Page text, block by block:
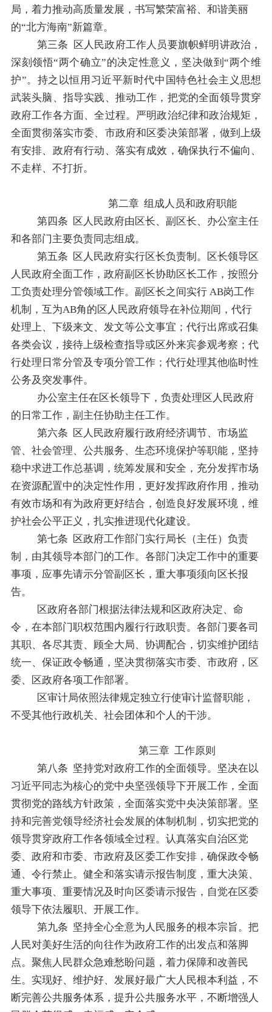
局，着力推动高质量发展，书写繁荣富裕、和谐美丽
的“北方海南”新篇章。
第三条
区人民政府工作人员要旗帜鲜明讲政治，
深刻领悟“两个确立”的决定性意义，坚决做到“两个维
护”。持之以恒用习近平新时代中国特色社会主义思想
武装头脑、指导实践、推动工作，把党的全面领导贯穿
政府工作各方面、全过程。严明政治纪律和政治规矩，
全面贯彻落实市委、市政府和区委决策部署，做到上级
有安排、政府有行动、落实有成效，确保执行不偏向、
不走样、不打折。
第二章 组成人员和政府职能
第四条
区人民政府由 区长、副 区长、办公室主任
和各部门主要负责同志组成。
第五条
区人民政府实行区长负责制。区长领导区
人民政府全面工作，政府副区长协助区长工作，按照分
工负责处理分管领域工作。副区长之间实行AB岗工作
机制，互为AB角的 区人民政府领导在补位期间，代行
处理上、下级来文、发文等公文事宜；代行出席或召集
各类会议，接待上级检查指导或区外来宾参观考察；代
行处理日常分管及专项分管工作；代行处理其他临时性
公务及突发事件。
办公室主任在区长领导下，负责处理区人民政府
的日常工作，副主任协助主任工作。
第六条
区人民政府履行政府经济调节、市场监
管、社会管理、公共服务、生态环境保护等职能，坚持
稳中求进工作总基调，统筹发展和安全，充分发挥市场
在资源配置中的决定性作用，更好发挥政府作用，推动
有效市场和有为政府更好结合，创造良好发展环境，维
护社会公平正义，扎实推进现代化建设。
第七条
区政府工作部门 实行局长 （主任） 负责
制，由其领导本部门的工作。各部门决定工作中的重要
事项，应事先请示分管副 区长，重大事项须向 区长报
告。
区政府各部门根据法律法规和 区政府决定、命
令，在本部门职权范围内履行行政职责。各部门要各司
其职、各尽其责、顾全大局、协调配合，切实维护团结
统一、保证政令畅通，坚决贯彻落实市委、市政府，区
委、
区政府各项工作部署。
区审计局依照法律规定独立行使审计监督职能，
不受其他行政机关、社会团体和个人的干涉。
第三章 工作原则
第八条 坚持党对政府工作的全面领导。坚决在以
习近平同志为核心的党中央坚强领导下开展工作，全面
贯彻党的路线方针政策，全面落实党中央决策部署。坚
持和完善党领导经济社会发展的体制机制，切实把党的
领导贯穿政府工作各领域全过程。认真落实自治区党
委、政府和市委、市政府及区委工作安排，确保政令畅
通、令行禁止。健全和落实请示报告制度，重大决策、
重大事项、重要情况及时向区委请示报告，自觉在区委
领导下依法履职、开展工作。
第九条 坚持全心全意为人民服务的根本宗旨。 把
人民对美好生活的向往作为政府工作的出发点和落脚
点。聚焦人民群众急难愁盼问题，着力保障和改善民
生。实现好、维护好、发展好最广大人民根本利益，不
断完善公共服务体系，提升公共服务水平，不断增强人